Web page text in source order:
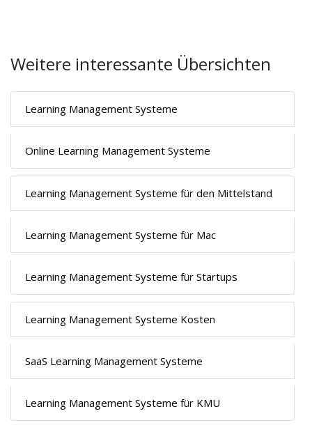
Weitere interessante Übersichten
Learning Management Systeme
Online Learning Management Systeme
Learning Management Systeme für den Mittelstand
Learning Management Systeme für Mac
Learning Management Systeme für Startups
Learning Management Systeme Kosten
SaaS Learning Management Systeme
Learning Management Systeme für KMU